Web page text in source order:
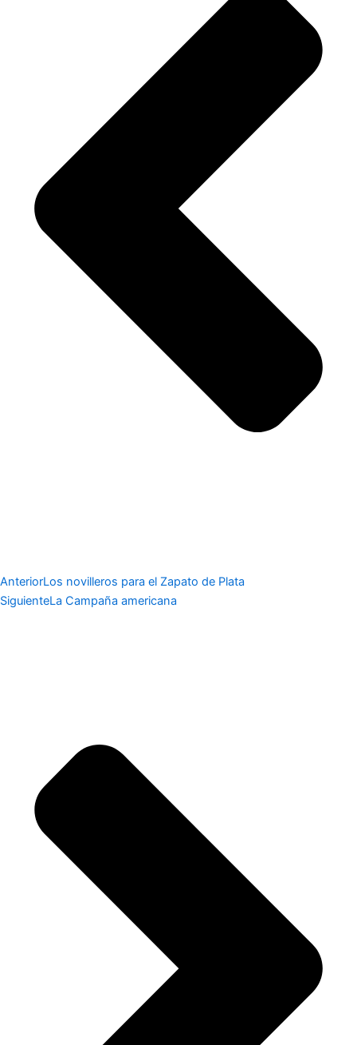
AnteriorLos novilleros para el Zapato de Plata
SiguienteLa Campaña americana